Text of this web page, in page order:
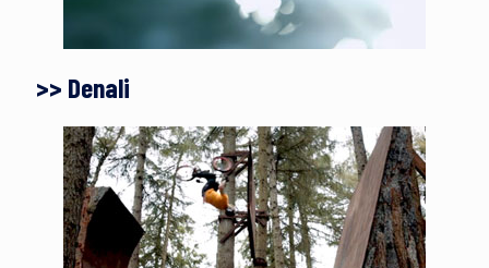
>> Denali